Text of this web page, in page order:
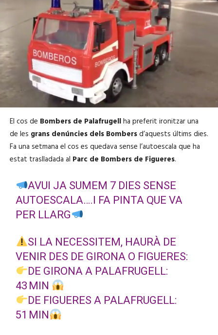
El cos de Bombers de Palafrugellha preferit ironitzar una
de les grans denúncies dels Bombersd’aquests últims dies.
Fa una setmana el cos es quedava sense l’autoescala que ha
estat traslladada al Parc de Bombers de Figueres.
AVUI JA SUMEM 7 DIES SENSE
AUTOESCALA….I FA PINTA QUE VA
PER LLARG
SI LA NECESSITEM, HAURÀ DE
VENIR DES DE GIRONA O FIGUERES:
DE GIRONA A PALAFRUGELL:
43 MIN
DE FIGUERES A PALAFRUGELL:
51 MIN